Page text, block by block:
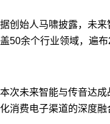
据创始人马啸披露，未
盖50余个行业领域，遍布
本次未来智能与传音达
化消费电子渠道的深度融